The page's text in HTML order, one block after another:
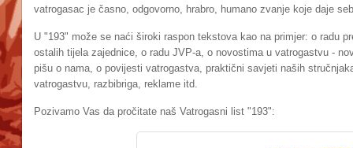
vatrogasac je časno, odgovorno, hrabro, humano zvanje koje daje
U "193" može se naći široki raspon tekstova kao na primjer: o radu
ostalih tijela zajednice, o radu JVP-a, o novostima u vatrogastvu -
pišu o nama, o povijesti vatrogastva, praktični savjeti naših
vatrogastvu, razbibriga, reklame itd.
Pozivamo Vas da pročitate naš Vatrogasni list "193":